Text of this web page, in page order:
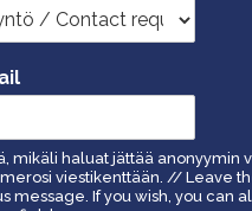
mikäli haluat jättää anonyymin
viestikenttään. // Leave
message. If you wish, you can